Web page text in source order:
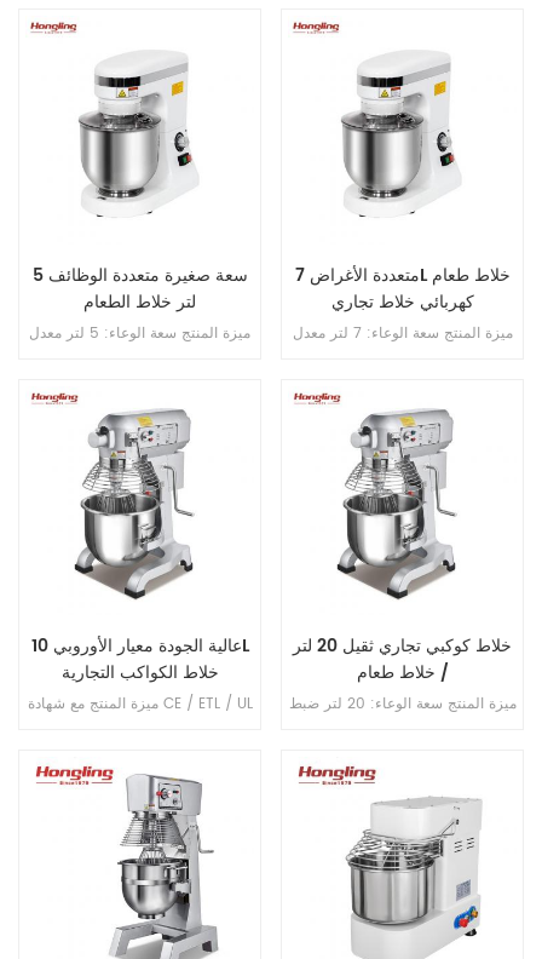
ينكسر أبدًا . 4 . محامل مستوردة من
اليابان . 5 . فتحة محمية من التسرب
الزائد . 6 . سرعة مزدوجة , اتجاه
الوعاء: 12/20 دورة في الدقيقة 1 .
في الموقت 4 . انتقال متسلسل
سعة صغيرة متعددة الوظائف 5
لتر خلاط الطعام
ميزة المنتج سعة الوعاء: 5 لتر معدل
الدقيق: 0 . 8 كجم سعة العجين ： 1
كجم مادة الجسم: الألمنيوم المصبوب
مادة الترباس: S . S . . 304 كرة
الألمنيوم المصبوب خطاف الخلط:
الألمنيوم المصبوب ثلاثة لوحة دوائر
دفاع (ماء / غبار / رطوبة)
متعددة الأغراض 7L خلاط طعام
كهربائي خلاط تجاري
ميزة المنتج سعة الوعاء: 7 لتر معدل
الدقيق: 1 كجم سعة العجين ： 1 . 2
كجم مادة الجسم: الألمنيوم المصبوب
مادة الترباس: S . S . . 304 كرة
الألمنيوم المصبوب خطاف الخلط:
الألمنيوم المصبوب ثلاثة لوحة دوائر
دفاع (ماء / غبار / رطوبة)
عالية الجودة معيار الأوروبي 10L
خلاط الكواكب التجارية
ميزة المنتج مع شهادة CE / ETL / UL
دورة في الدقيقة سعة الدقيق: 2 كجم
الجسم: الألمنيوم المصبوب مادة
خطاف الخلط: الألمنيوم المصبوب
دافع التروس
خلاط كوكبي تجاري ثقيل 20 لتر
/ خلاط طعام
ميزة المنتج سعة الوعاء: 20 لتر ضبط
الدقيق: 5 كجم سعة العجين ： 8
كجم مادة الجسم: الألمنيوم المصبوب
مادة الترباس: S . S . . 304 كرة
. S . . 304 فوز الخلط: الألمنيوم
المصبوب خطاف الخلط: الألمنيوم
المصبوب دافع التروس